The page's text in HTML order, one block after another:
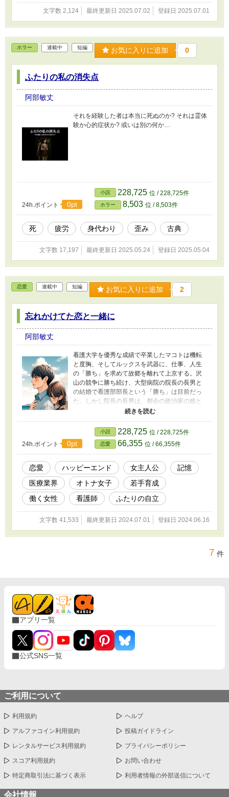
文字数 2,124 最終更新日 2025.07.02 登録日 2025.07.01
ホラー 連載中 短編 お気に入りに追加 0
ふたりの私の消失点
阿部敏丈
それを経験した者は本当に死ぬのか? それは霊体
験か心的症状か? 或いは別の何か…
24h.ポイント 0pt
小説 228,725 位 / 228,725件
ホラー 8,503 位 / 8,503件
死 疲労 身代わり 歪み 古典
文字数 17,197 最終更新日 2025.05.24 登録日 2025.05.04
恋愛 連載中 短編 お気に入りに追加 2
忘れかけてた恋と一緒に
阿部敏丈
看護大学を優秀な成績で卒業したマコトは機転
と度胸、そしてルックスを武器に、仕事、人生
の「勝ち」を求めて故郷を離れて上京する。沢
山の競争に勝ち続け、大型病院の院長の長男と
の結婚で看護部部長という「勝ち」は目前だっ
た。しかし院長の長男は、都会の政治家の娘と
結婚してしまった。 田舎育ちの女は一時的な楽
しみでしか無く、自分の実績が日々倒壊されて
いく事を実感したマコトは「負け」というレッ
テルが辛くなり、逃げるように東京から故郷の
鹿児島に戻って来た。 そこには東京の旧家の出
身だが、元職場である鹿児島に滞在しているマ
サヤと出会う。 彼は死地から戻っており、その
影響で受けた記憶障害と共存しながら前向きに
過ごしている。 安定した生活が約束されている
東京の実家に帰りたがらない彼の生き方の理由
とは? 病院内の「勝ち負け」で生きてきたマコト
が献身的に人を愛する様になった時、彼女はマ
サヤの記憶に残るのか…
24h.ポイント 0pt
小説 228,725 位 / 228,725件
恋愛 66,355 位 / 66,355件
恋愛 ハッピーエンド 女主人公
記憶
医療業界
オトナ女子
若手育成
働く女性
看護師 ふたりの自立
文字数 41,533 最終更新日 2024.07.01 登録日 2024.06.16
7 件
アプリ一覧
公式SNS一覧
ご利用について
利用規約 ヘルプ
アルファコイン利用規約 投稿ガイドライン
レンタルサービス利用規約 プライバシーポリシー
スコア利用規約 お問い合わせ
特定商取引法に基づく表示 利用者情報の外部送信について
会社情報